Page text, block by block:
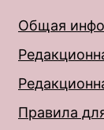
Общая
Правила